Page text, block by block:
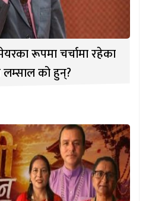
रूपमा चर्चामा रहेका
लम्साल को हुन्?